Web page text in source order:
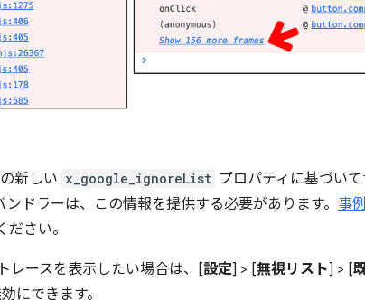
新しい x_google_ignoreList プロパティに基づい
ドラーは、この情報を提供する必要があります。 事
ださい。
レースを表示したい場合は、[設定] > [無視リスト] > [
にできます。